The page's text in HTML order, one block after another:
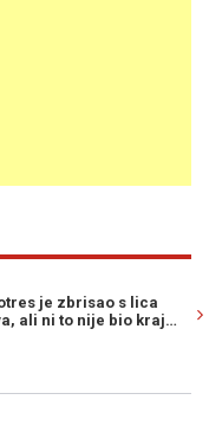
ZASTRAŠUJUĆE
stepeni po Richteru